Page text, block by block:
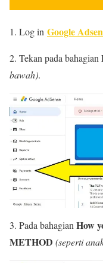
1. Log in Google
2. Tekan pada bahagian
bawah).
3. Pada bahagianHow
METHOD (seperti